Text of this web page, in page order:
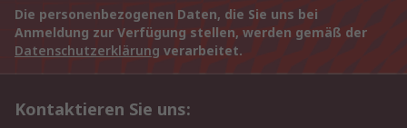
Die personenbezogenen Daten, die Sie uns bei
Anmeldung zur Verfügung stellen, werden gemäß der
Datenschutzerklärung verarbeitet.
Kontaktieren Sie uns: